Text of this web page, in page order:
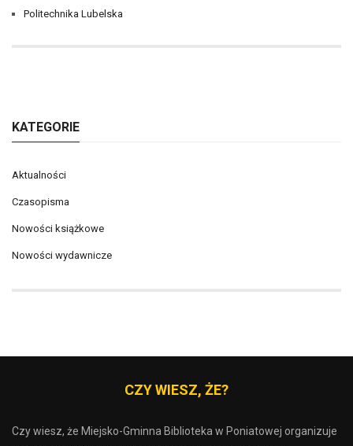
Politechnika Lubelska
KATEGORIE
Aktualności
Czasopisma
Nowości książkowe
Nowości wydawnicze
CZY WIESZ, ŻE?
Czy wiesz, że Miejsko-Gminna Biblioteka w Poniatowej organizuje